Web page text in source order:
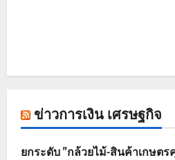
ข่าวการเงิน เศรษฐกิจ
ยกระดับ "กล้วยไม้-สินค้าเกษต